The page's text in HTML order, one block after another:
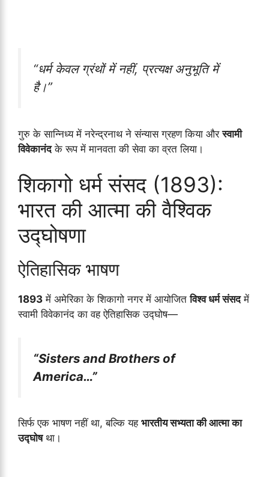
“धर्म केवल ग्रंथों में नहीं, प्रत्यक्ष अनुभूति में
है।”
गुरु के सान्निध्य में नरेन्द्रनाथ ने संन्यास ग्रहण किया औरस्वामी
विवेकानंदके रूप में मानवता की सेवा का व्रत लिया।
शिकागो धर्म संसद (1893):
भारत की आत्मा की वैश्विक
उद्घोषणा
ऐतिहासिक भाषण
1893 में अमेरिका के शिकागो नगर में आयोजितविश्व धर्म संसदमें
स्वामी विवेकानंद का वह ऐतिहासिक उद्घोष—
“Sisters and Brothers of
America…”
सिर्फ एक भाषण नहीं था, बल्कि यह भारतीय सभ्यता की आत्मा का
उद्घोषथा।